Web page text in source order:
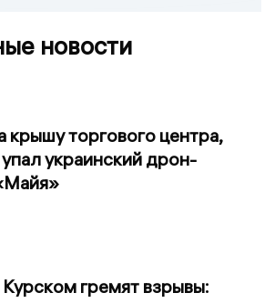
новости
крышу торгового центра,
украинский дрон-
гремят взрывы: